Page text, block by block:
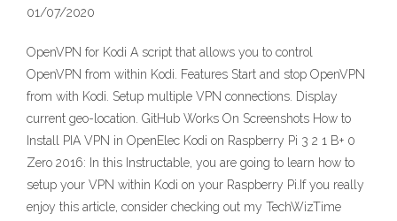
01/07/2020
OpenVPN for Kodi A script that allows you to control
OpenVPN from within Kodi. Features Start and stop OpenVPN
from with Kodi. Setup multiple VPN connections. Display
current geo-location. GitHub Works On Screenshots How to
Install PIA VPN in OpenElec Kodi on Raspberry Pi 3 2 1 B+ 0
Zero 2016: In this Instructable, you are going to learn how to
setup your VPN within Kodi on your Raspberry Pi.If you really
enjoy this article, consider checking out my TechWizTime